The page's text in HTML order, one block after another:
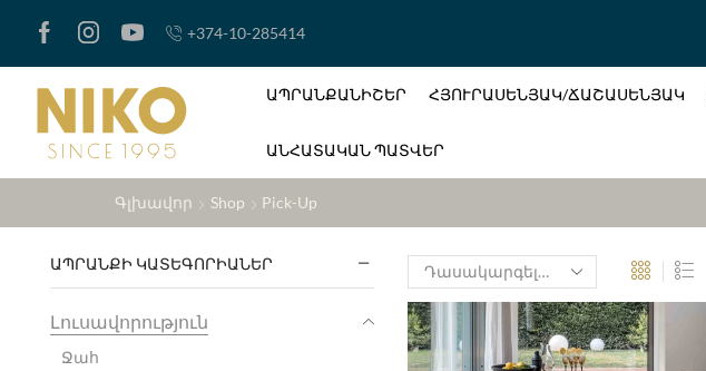
+374-10-285414
ԱՊՐԱՆՔԱՆԻՇԵՐ ՀՅՈՒՐԱՍԵՆՅԱԿ/ՃԱՇԱՍԵՆՅԱԿ
ԱՆՀԱՏԱԿԱՆ ՊԱՏՎԵՐ
Գլխավոր Shop Pick-Up
ԱՊՐԱՆՔԻ ԿԱՏԵԳՈՐԻԱՆԵՐ
Լուսավորություն
Ջահ